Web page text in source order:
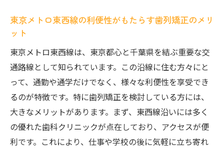
東京メトロ東西線沿線で評判の高い矯正ク
歯列矯正を始めるなら知っておきたい治療期間
の目安とポイント
治療期間はどのくらい？基礎知識を押さえ
よう
治療期間を短縮するための工夫
矯正期間中のライフスタイルに合わせた工
夫
東京メトロ東西線の利便性がもたらす歯列矯正のメリ
ット
東京メトロ東西線は、東京都心と千葉県を結ぶ重要な交
通路線として知られています。この沿線に住む方々にと
って、通勤や通学だけでなく、様々な利便性を享受でき
るのが特徴です。特に歯列矯正を検討している方には、
大きなメリットがあります。まず、東西線沿いには多く
の優れた歯科クリニックが点在しており、アクセスが便
利です。これにより、仕事や学校の後に気軽に立ち寄れ